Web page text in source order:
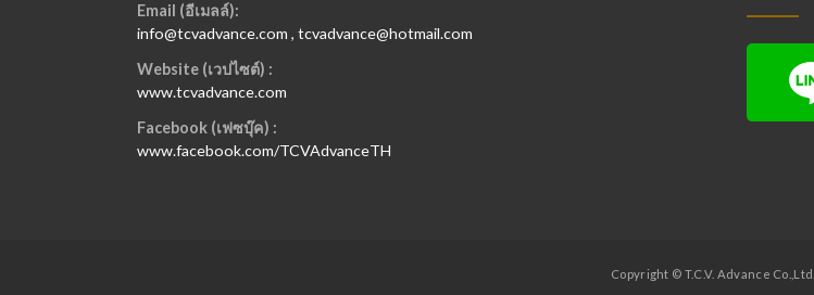
Email (อีเมลล์):
info@tcvadvance.com , tcvadvance@hotmail.com
Website (เวปไซต์) :
www.tcvadvance.com
Facebook (เฟซบุ๊ค) :
www.facebook.com/TCVAdvanceTH
Copyright © T.C.V. Advance